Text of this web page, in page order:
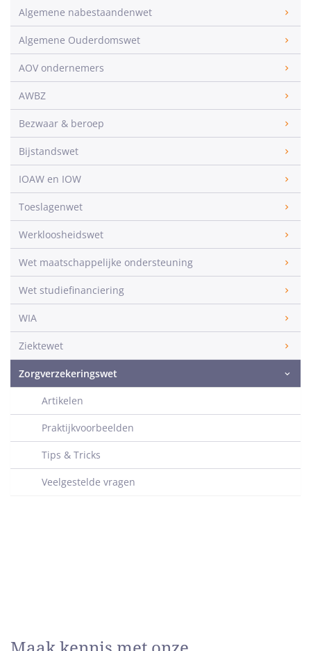
Algemene nabestaandenwet
Algemene Ouderdomswet
AOV ondernemers
AWBZ
Bezwaar & beroep
Bijstandswet
IOAW en IOW
Toeslagenwet
Werkloosheidswet
Wet maatschappelijke ondersteuning
Wet studiefinanciering
WIA
Ziektewet
Zorgverzekeringswet
Artikelen
Praktijkvoorbeelden
Tips & Tricks
Veelgestelde vragen